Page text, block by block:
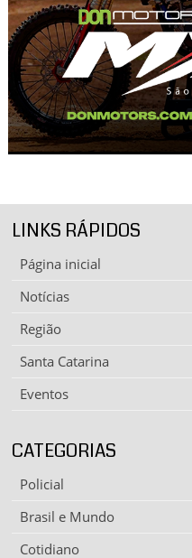
LINKS RÁPIDOS
Página inicial
Notícias
Região
Santa Catarina
Eventos
CATEGORIAS
Policial
Brasil e Mundo
Cotidiano